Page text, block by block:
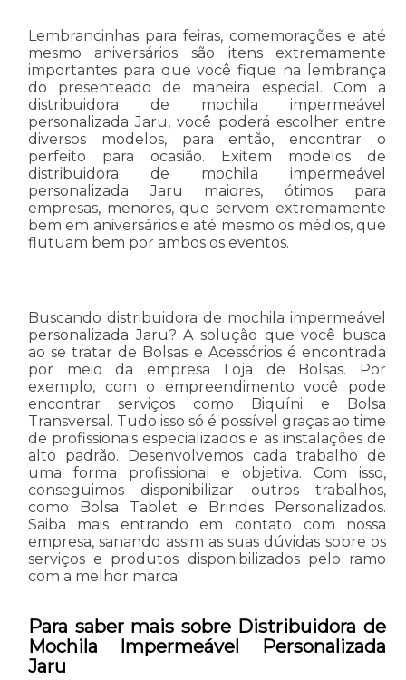
Lembrancinhas para feiras, comemorações e até
mesmo aniversários são itens extremamente
importantes para que você fique na lembrança
do presenteado de maneira especial. Com a
distribuidora de mochila impermeável
personalizada Jaru, você poderá escolher entre
diversos modelos, para então, encontrar o
perfeito para ocasião. Exitem modelos de
distribuidora de mochila impermeável
personalizada Jaru maiores, ótimos para
empresas, menores, que servem extremamente
bem em aniversários e até mesmo os médios, que
flutuam bem por ambos os eventos.
Buscando distribuidora de mochila impermeável
personalizada Jaru? A solução que você busca
ao se tratar de Bolsas e Acessórios é encontrada
por meio da empresa Loja de Bolsas. Por
exemplo, com o empreendimento você pode
encontrar serviços como Biquíni e Bolsa
Transversal. Tudo isso só é possível graças ao time
de profissionais especializados e as instalações de
alto padrão. Desenvolvemos cada trabalho de
uma forma profissional e objetiva. Com isso,
conseguimos disponibilizar outros trabalhos,
como Bolsa Tablet e Brindes Personalizados.
Saiba mais entrando em contato com nossa
empresa, sanando assim as suas dúvidas sobre os
serviços e produtos disponibilizados pelo ramo
com a melhor marca.
Para saber mais sobre Distribuidora de
Mochila Impermeável Personalizada
Jaru